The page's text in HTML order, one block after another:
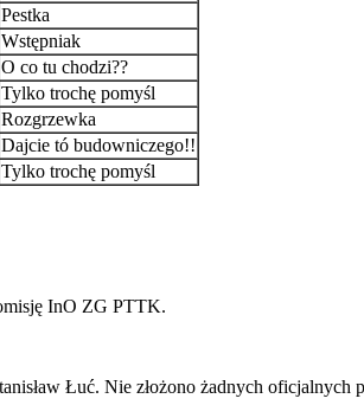
Pestka
Wstępniak
O co tu chodzi??
Tylko trochę pomyśl
Rozgrzewka
Dajcie tó budowniczego!!
Tylko trochę pomyśl
InO ZG PTTK.
Łuć. Nie złożono żadnych oficjalnych